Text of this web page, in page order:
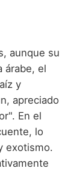
aunque su
árabe, el
y
apreciado
En el
lo
exotismo.